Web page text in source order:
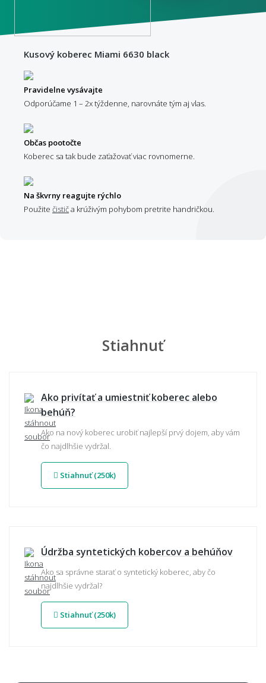
Kusový koberec Miami 6630 black
Pravidelne vysávajte
Odporúčame 1 – 2x týždenne, narovnáte tým aj vlas.
Občas pootočte
Koberec sa tak bude zaťažovať viac rovnomerne.
Na škvrny reagujte rýchlo
Použite čističa krúživým pohybom pretrite handričkou.
Stiahnuť
Ako privítať a umiestniť koberec alebo
behúň?
Ako na nový koberec urobiť najlepší prvý dojem, aby vám
čo najdlhšie vydržal.
Stiahnuť (250k)
Údržba syntetických kobercov a behúňov
Ako sa správne starať o syntetický koberec, aby čo
najdlhšie vydržal?
Stiahnuť (250k)